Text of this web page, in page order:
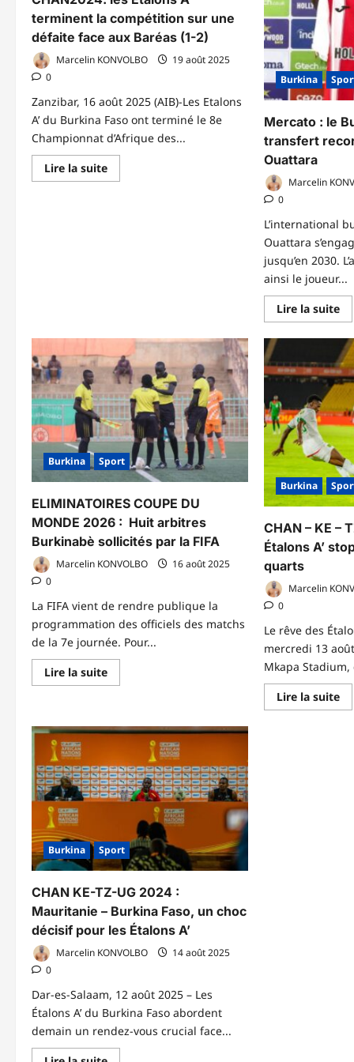
terminent la compétition sur une
défaite face aux Baréas (1-2)
Marcelin KONVOLBO
19 août 2025
0
Zanzibar, 16 août 2025 (AIB)-Les Etalons
A’ du Burkina Faso ont terminé le 8e
Championnat d’Afrique des...
Lire la suiteEn
savoir
Baréas
(1-
2)
Burkina
Mercato : le
transfert
Ouattara
Marcelin
0
L’international
Ouattara
jusqu’en 2030.
ainsi le joueur...
Lire la suiteEn
:
le
Burkina Sport
ELIMINATOIRES COUPE DU
MONDE 2026 : Huit arbitres
Burkinabè sollicités par la FIFA
Marcelin KONVOLBO
16 août 2025
0
La FIFA vient de rendre publique la
programmation des officiels des matchs
de la 7e journée. Pour...
Lire la suiteEn
savoir
COUPE
DU
2026
:
Huit
arbitres
Burkinabè
FIFA
Burkina
CHAN – KE –
Étalons A’
quarts
Marcelin
0
Le rêve des
mercredi 13
Mkapa Stadium,
Lire la suiteEn
Burkina Sport
CHAN KE-TZ-UG 2024 :
Mauritanie – Burkina Faso, un choc
décisif pour les Étalons A’
Marcelin KONVOLBO
14 août 2025
0
Dar-es-Salaam, 12 août 2025 – Les
Étalons A’ du Burkina Faso abordent
demain un rendez-vous crucial face...